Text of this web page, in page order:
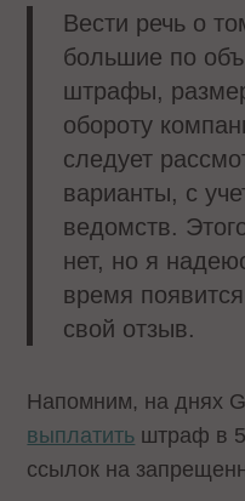
Вести речь о
большие по
штрафы,
обороту
следует
варианты, с
ведомств.
нет, но я
время
свой отзыв.
Напомним, на днях
выплатить штраф в
ссылок на